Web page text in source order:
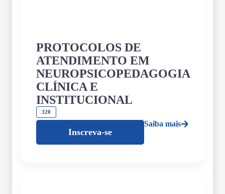
PROTOCOLOS DE
ATENDIMENTO EM
NEUROPSICOPEDAGOGIA
CLÍNICA E
INSTITUCIONAL
320
Inscreva-se
Saiba mais